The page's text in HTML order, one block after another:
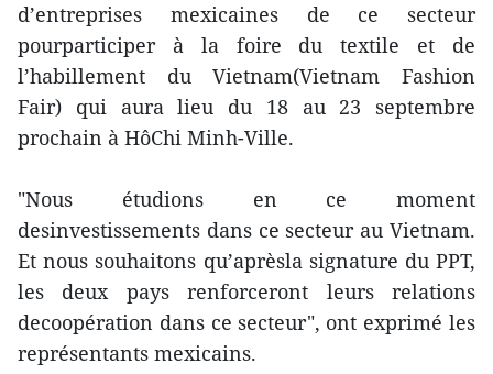
d’entreprises mexicaines de ce secteur
pourparticiper à la foire du textile et de
l’habillement du Vietnam(Vietnam Fashion
Fair) qui aura lieu du 18 au 23 septembre
prochain à HôChi Minh-Ville.
"Nous étudions en ce moment
desinvestissements dans ce secteur au Vietnam.
Et nous souhaitons qu’aprèsla signature du PPT,
les deux pays renforceront leurs relations
decoopération dans ce secteur", ont exprimé les
représentants mexicains.